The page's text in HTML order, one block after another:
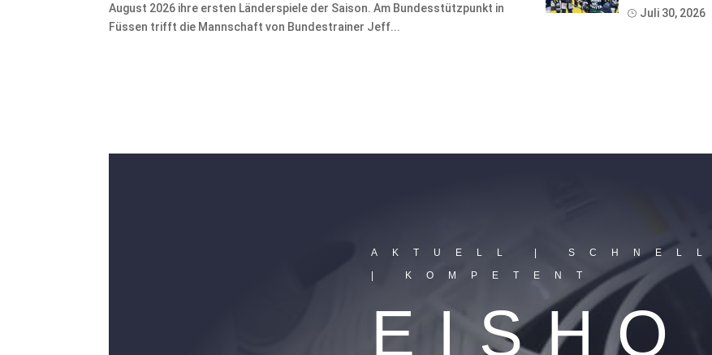
August 2026 ihre ersten Länderspiele der Saison. Am Bundesstützpunkt in
Füssen trifft die Mannschaft von Bundestrainer Jeff...
Juli 30, 2026
AKTUELL | SCHNELL
| KOMPETENT
EISHO